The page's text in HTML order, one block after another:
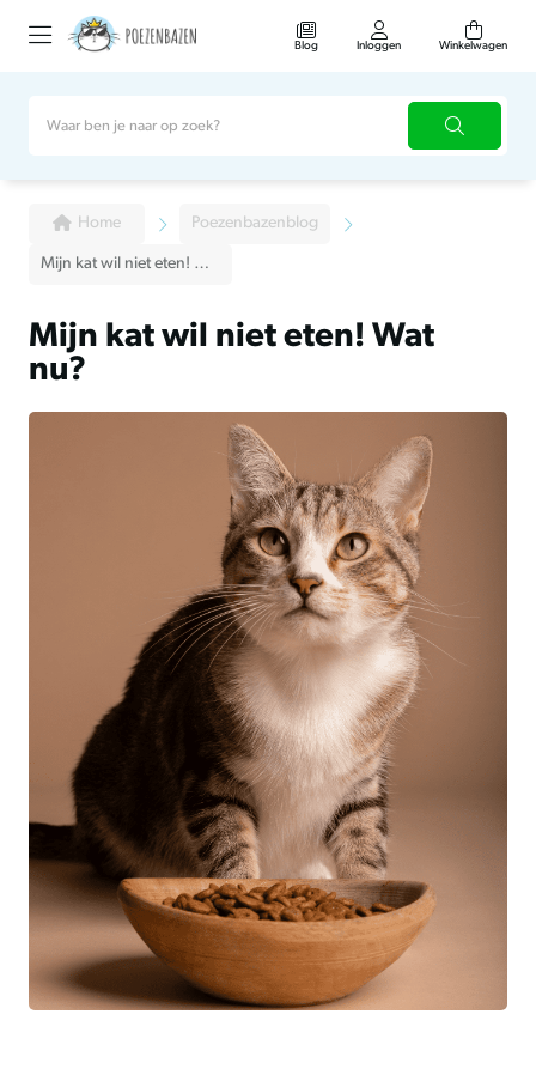
Blog Inloggen Winkelwagen
Home Poezenbazenblog
Mijn kat wil niet eten! Wat nu?
Mijn kat wil niet eten! Wat
nu?